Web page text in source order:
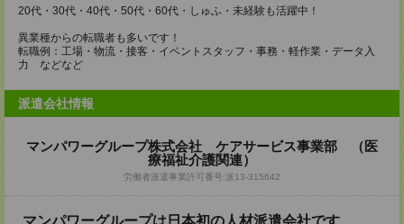
20代・30代・40代・50代・60代・しゅふ・未経験も活躍中！
異業種からの転職者も多いです！
転職例：工場・物流・接客・イベントスタッフ・事務・軽作業・データ入
力 などなど
派遣会社情報
マンパワーグループ株式会社 ケアサービス事業部 （医
療福祉介護関連）
労働者派遣事業許可番号:派13-315642
マンパワーグループは日本初の人材派遣会社です